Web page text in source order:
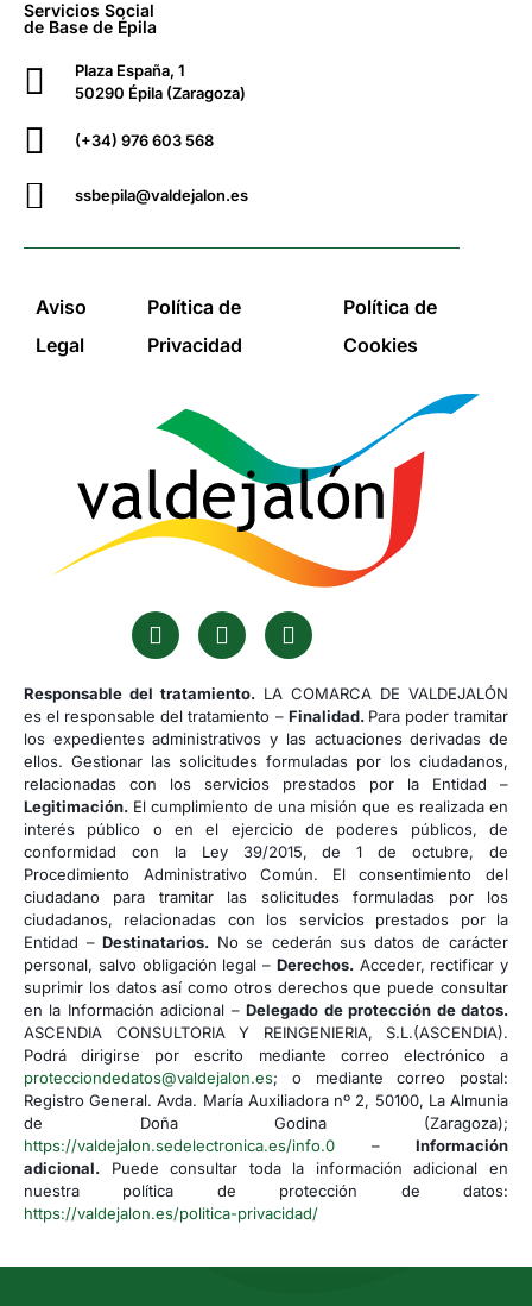
Servicios Social
de Base de Épila
Plaza España, 1
50290 Épila (Zaragoza)
(+34) 976 603 568
ssbepila@valdejalon.es
Aviso
Legal
Política de
Privacidad
Política de
Cookies
Responsable del tratamiento. LA COMARCA DE VALDEJALÓN
es el responsable del tratamiento – Finalidad. Para poder tramitar
los expedientes administrativos y las actuaciones derivadas de
ellos. Gestionar las solicitudes formuladas por los ciudadanos,
relacionadas con los servicios prestados por la Entidad –
Legitimación. El cumplimiento de una misión que es realizada en
interés público o en el ejercicio de poderes públicos, de
conformidad con la Ley 39/2015, de 1 de octubre, de
Procedimiento Administrativo Común. El consentimiento del
ciudadano para tramitar las solicitudes formuladas por los
ciudadanos, relacionadas con los servicios prestados por la
Entidad –Destinatarios. No se cederán sus datos de carácter
personal, salvo obligación legal – Derechos.Acceder, rectificar y
suprimir los datos así como otros derechos que puede consultar
en la Información adicional –Delegado de protección de datos.
ASCENDIA CONSULTORIA Y REINGENIERIA, S.L.(ASCENDIA).
Podrá dirigirse por escrito mediante correo electrónico a
protecciondedatos@valdejalon.es; o mediante correo postal:
Registro General. Avda. María Auxiliadora nº 2, 50100, La Almunia
de Doña Godina (Zaragoza);
https://valdejalon.sedelectronica.es/info.0 – Información
adicional. Puede consultar toda la información adicional en
nuestra política de protección de datos:
https://valdejalon.es/politica-privacidad/